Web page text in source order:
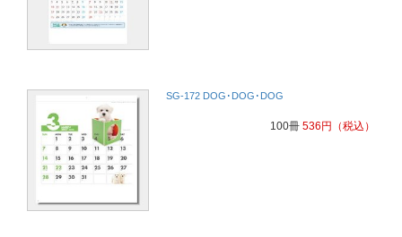
SG-172 DOG･DOG･DOG
100冊 536 円 （税込）